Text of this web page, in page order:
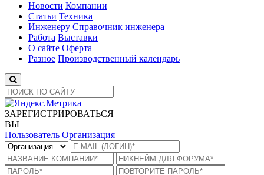
Новости Компании
Статьи Техника
Инженеру Справочник инженера
Работа Выставки
О сайте Оферта
Разное Производственный календарь
ЗАРЕГИСТРИРОВАТЬСЯ
ВЫ
Пользователь Организация